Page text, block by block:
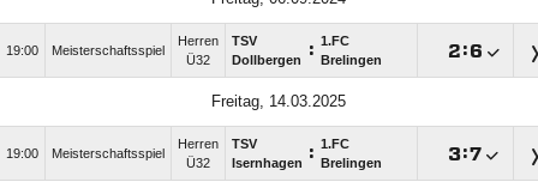
19:00 Meisterschaftsspiel
Herren
Ü32
TSV
Dollbergen
: 1.FC
Brelingen
:
Freitag, 14.03.2025
19:00 Meisterschaftsspiel
Herren
Ü32
TSV
Isernhagen : 1.FC
Brelingen
: